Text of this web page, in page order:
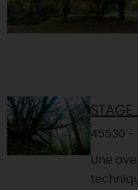
STAGE
45530 -
Une